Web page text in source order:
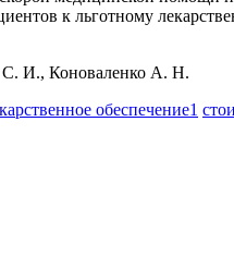
к льготному
И., Коноваленко А. Н.
обеспечение1